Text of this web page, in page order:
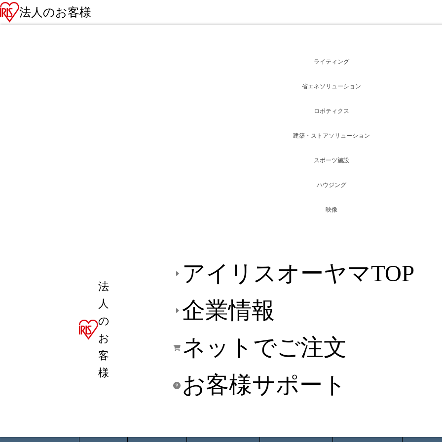
法人のお客様
法
人
の
お
客
様
アイリスオーヤマTOP
企業情報
ネットでご注文
お客様サポート
ライティング
省エネソリューション
ロボティクス
建築・ストアソリューション
スポーツ施設
ハウジング
映像